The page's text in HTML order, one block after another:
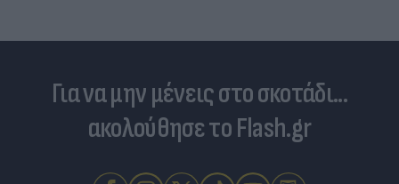
Για να μην μένεις στο σκοτάδι...
ακολούθησε το Flash.gr